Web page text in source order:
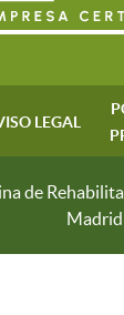
LEGAL
de
Madrid